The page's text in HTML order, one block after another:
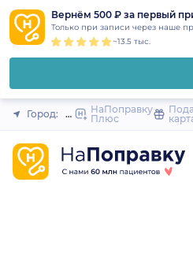
Вернём 500 ₽ за первый
Только при записи через наше
~13.5 тыс.
Город: ИркутскНаПоправку
Плюс